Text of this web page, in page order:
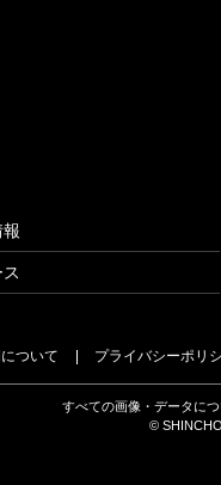
ついて プライバシーポリ
すべての画像・データに
©